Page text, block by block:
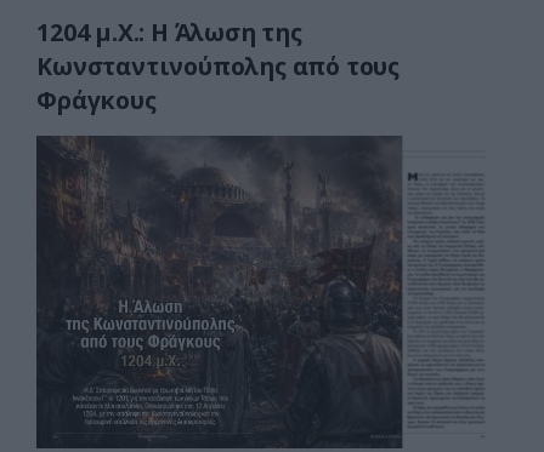
1204 μ.Χ.: Η Άλωση της
Κωνσταντινούπολης από τους
Φράγκους